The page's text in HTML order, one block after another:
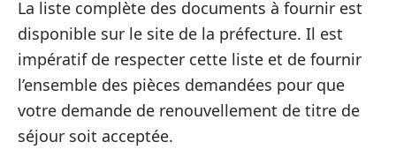
La liste complète des documents à fournir est
disponible sur le site de la préfecture. Il est
impératif de respecter cette liste et de fournir
l’ensemble des pièces demandées pour que
votre demande de renouvellement de titre de
séjour soit acceptée.